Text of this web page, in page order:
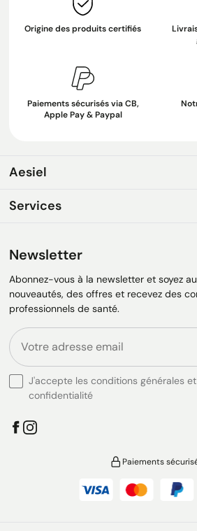
Origine des produits certifiés
Paiements sécurisés via CB,
Apple Pay & Paypal
Aesiel
Services
Newsletter
Abonnez-vous à la newsletter et soyez
nouveautés, des offres et recevez des
professionnels de santé.
J'accepte les conditions générales
confidentialité
Paiements